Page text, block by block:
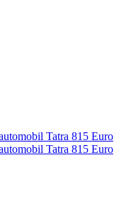
Tatra 815 Euro
Tatra 815 Euro